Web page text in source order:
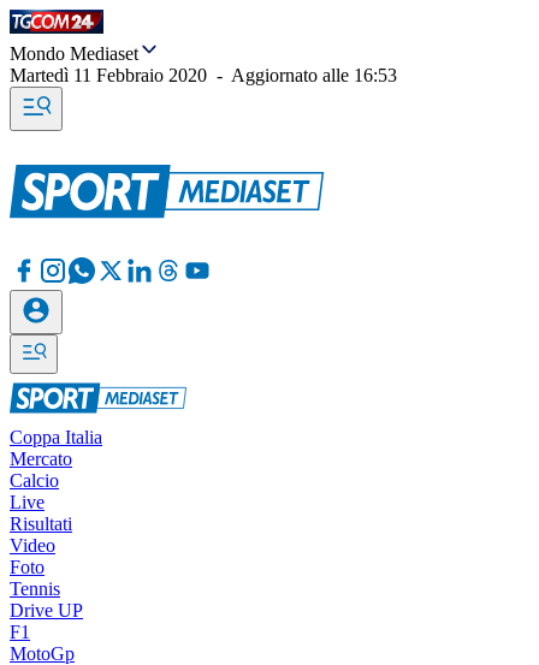
Mondo Mediaset
Martedì 11 Febbraio 2020 - Aggiornato alle 16:53
Coppa Italia
Mercato
Calcio
Live
Risultati
Video
Foto
Tennis
Drive UP
F1
MotoGp